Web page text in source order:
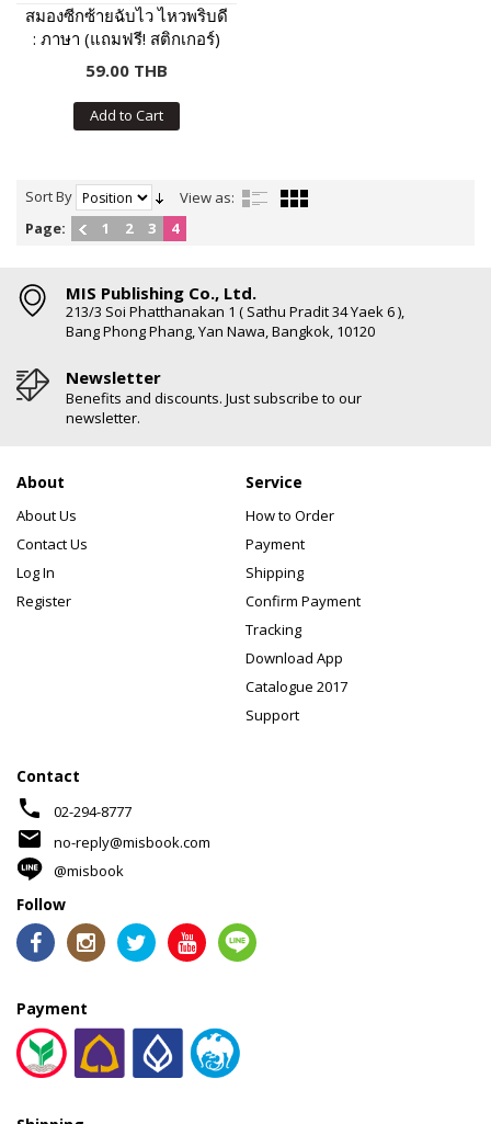
สมองซีกซ้ายฉับไว ไหวพริบดี
: ภาษา (แถมฟรี! สติกเกอร์)
59.00 THB
Add to Cart
Sort By
View as:
Page:
1 2 3 4
MIS Publishing Co., Ltd.
213/3 Soi Phatthanakan 1 ( Sathu Pradit 34 Yaek 6 ),
Bang Phong Phang, Yan Nawa, Bangkok, 10120
Newsletter
Benefits and discounts. Just subscribe to our
newsletter.
About
About Us
Contact Us
Log In
Register
Service
How to Order
Payment
Shipping
Confirm Payment
Tracking
Download App
Catalogue 2017
Support
Contact
phone 02-294-8777
mail
no-reply@misbook.com
@misbook
Follow
Payment